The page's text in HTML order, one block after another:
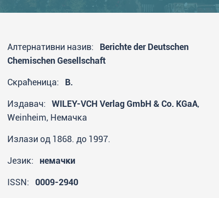
Алтернативни назив: Berichte der Deutschen
Chemischen Gesellschaft
Скраћеница: B.
Издавач: WILEY-VCH Verlag GmbH & Co. KGaA,
Weinheim, Немачка
Излази од 1868. до 1997.
Језик: немачки
ISSN: 0009-2940